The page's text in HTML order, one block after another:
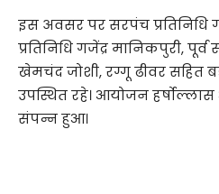
इस अवसर पर सरपंच
प्रतिनिधि गजेंद्र मानिकपुरी,
खेमचंद जोशी, रग्गू ढीवर सहित
उपस्थित रहे। आयोजन
संपन्न हुआ।